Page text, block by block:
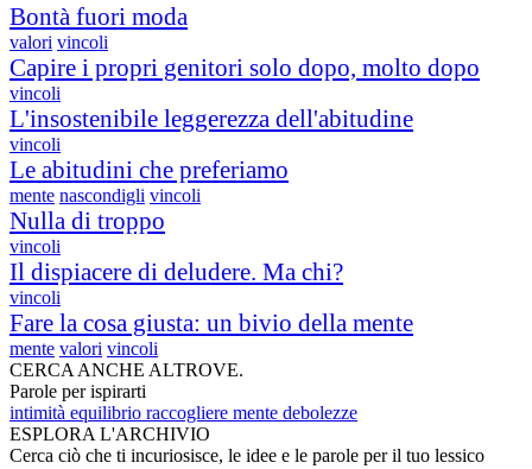
Bontà fuori moda
valori vincoli
Capire i propri genitori solo dopo, molto dopo
vincoli
L'insostenibile leggerezza dell'abitudine
vincoli
Le abitudini che preferiamo
mente nascondigli vincoli
Nulla di troppo
vincoli
Il dispiacere di deludere. Ma chi?
vincoli
Fare la cosa giusta: un bivio della mente
mente valori vincoli
CERCA ANCHE ALTROVE.
Parole per ispirarti
intimità equilibrio raccogliere mente debolezze
ESPLORA L'ARCHIVIO
Cerca ciò che ti incuriosisce, le idee e le parole per il tuo lessico